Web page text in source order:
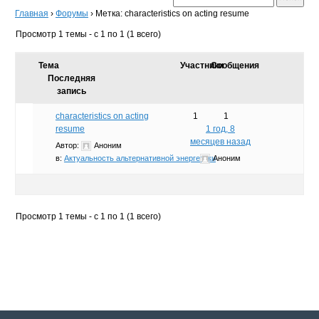
Главная › Форумы › Метка: characteristics on acting resume
Просмотр 1 темы - с 1 по 1 (1 всего)
Тема УчастникиСообщения
Последняя
запись
characteristics on acting
resume
Автор:
Аноним
в: Актуальность альтернативной энергетики
1
1
1 год, 8
месяцев назад
Аноним
Просмотр 1 темы - с 1 по 1 (1 всего)